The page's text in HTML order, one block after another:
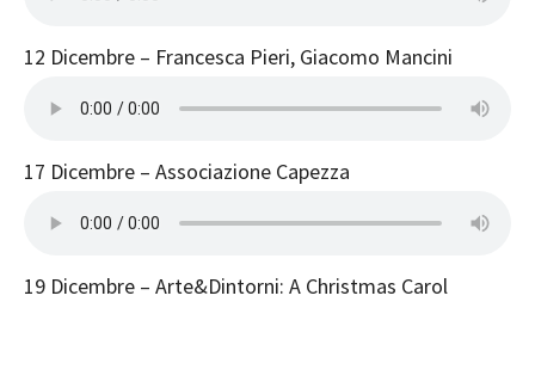
12 Dicembre – Francesca Pieri, Giacomo Mancini
17 Dicembre – Associazione Capezza
19 Dicembre – Arte&Dintorni: A Christmas Carol